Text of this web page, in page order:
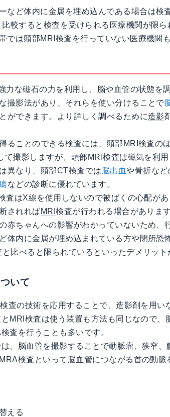
など体内に金属を埋め込んである場合は検
較すると検査を受けられる医療機関が限ら
では頭部MRI検査を行っていない医療機関
力な磁石の力を利用し、脳や血管の状態を
撮影法があり、それらを使い分けることで
ができます。より詳しく調べるために造影
ることのできる検査には、頭部MRI検査の
て撮影しますが、頭部MRI検査は磁気を利
異なり、頭部CT検査では 脳出血や骨折など
などの診断に優れています。
査はX線を使用しないので被ばくの心配が
されればMRI検査が行われる場合がありま
赤ちゃんへの影響がわかっていないため、
体内に金属が埋め込まれている方や閉所恐
比べると限られているといったデメリット
いて
査の技術を応用することで、造影剤を用
MRI検査は使う装置も方法も同じなので
査を行うことも多いです。
、脳血管を撮影することで動脈瘤、狭窄
検査といって脳血管につながる首の動脈
える